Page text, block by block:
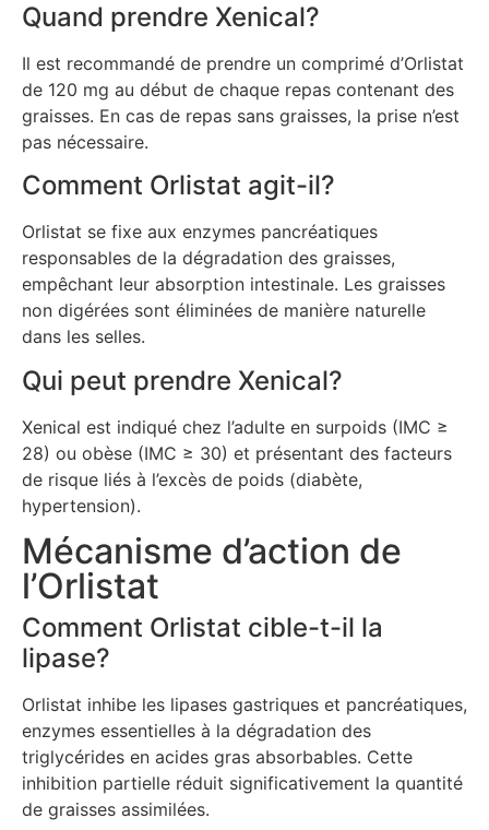
Quand prendre Xenical?
Il est recommandé de prendre un comprimé d’Orlistat
de 120 mg au début de chaque repas contenant des
graisses. En cas de repas sans graisses, la prise n’est
pas nécessaire.
Comment Orlistat agit-il?
Orlistat se fixe aux enzymes pancréatiques
responsables de la dégradation des graisses,
empêchant leur absorption intestinale. Les graisses
non digérées sont éliminées de manière naturelle
dans les selles.
Qui peut prendre Xenical?
Xenical est indiqué chez l’adulte en surpoids (IMC ≥
28) ou obèse (IMC ≥ 30) et présentant des facteurs
de risque liés à l’excès de poids (diabète,
hypertension).
Mécanisme d’action de
l’Orlistat
Comment Orlistat cible-t-il la
lipase?
Orlistat inhibe les lipases gastriques et pancréatiques,
enzymes essentielles à la dégradation des
triglycérides en acides gras absorbables. Cette
inhibition partielle réduit significativement la quantité
de graisses assimilées.